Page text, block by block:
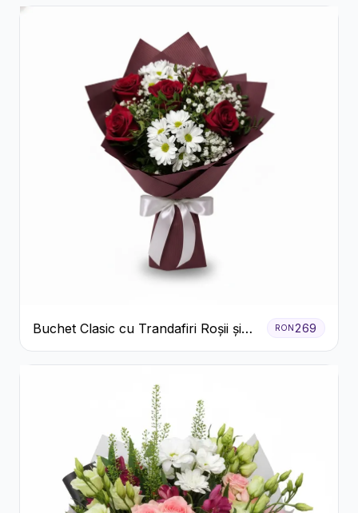
Buchet Clasic cu Trandafiri Roșii și
Crizanteme Albe
RON269